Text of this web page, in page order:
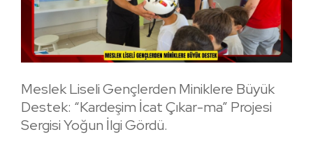
Meslek Liseli Gençlerden Miniklere Büyük
Destek: “Kardeşim İcat Çıkar-ma” Projesi
Sergisi Yoğun İlgi Gördü.